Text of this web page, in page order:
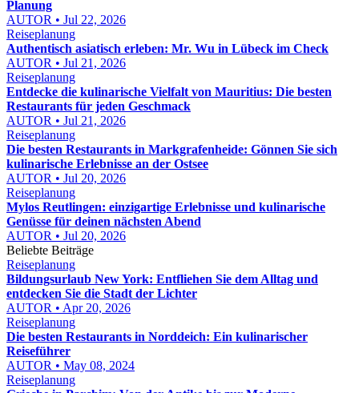
Planung
AUTOR • Jul 22, 2026
Reiseplanung
Authentisch asiatisch erleben: Mr. Wu in Lübeck im Check
AUTOR • Jul 21, 2026
Reiseplanung
Entdecke die kulinarische Vielfalt von Mauritius: Die besten
Restaurants für jeden Geschmack
AUTOR • Jul 21, 2026
Reiseplanung
Die besten Restaurants in Markgrafenheide: Gönnen Sie sich
kulinarische Erlebnisse an der Ostsee
AUTOR • Jul 20, 2026
Reiseplanung
Mylos Reutlingen: einzigartige Erlebnisse und kulinarische
Genüsse für deinen nächsten Abend
AUTOR • Jul 20, 2026
Beliebte Beiträge
Reiseplanung
Bildungsurlaub New York: Entfliehen Sie dem Alltag und
entdecken Sie die Stadt der Lichter
AUTOR • Apr 20, 2026
Reiseplanung
Die besten Restaurants in Norddeich: Ein kulinarischer
Reiseführer
AUTOR • May 08, 2024
Reiseplanung